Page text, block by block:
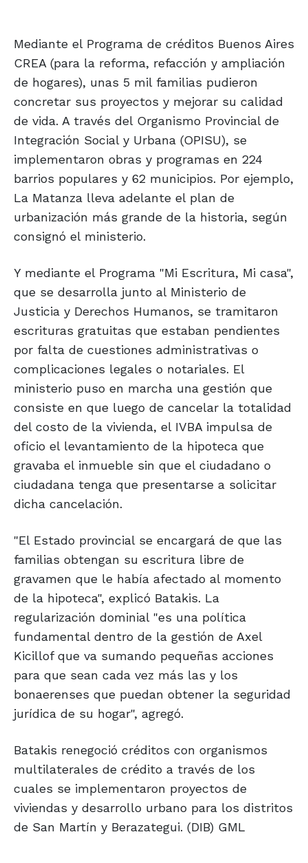
Mediante el Programa de créditos Buenos Aires
CREA (para la reforma, refacción y ampliación
de hogares), unas 5 mil familias pudieron
concretar sus proyectos y mejorar su calidad
de vida. A través del Organismo Provincial de
Integración Social y Urbana (OPISU), se
implementaron obras y programas en 224
barrios populares y 62 municipios. Por ejemplo,
La Matanza lleva adelante el plan de
urbanización más grande de la historia, según
consignó el ministerio.
Y mediante el Programa "Mi Escritura, Mi casa",
que se desarrolla junto al Ministerio de
Justicia y Derechos Humanos, se tramitaron
escrituras gratuitas que estaban pendientes
por falta de cuestiones administrativas o
complicaciones legales o notariales. El
ministerio puso en marcha una gestión que
consiste en que luego de cancelar la totalidad
del costo de la vivienda, el IVBA impulsa de
oficio el levantamiento de la hipoteca que
gravaba el inmueble sin que el ciudadano o
ciudadana tenga que presentarse a solicitar
dicha cancelación.
"El Estado provincial se encargará de que las
familias obtengan su escritura libre de
gravamen que le había afectado al momento
de la hipoteca", explicó Batakis. La
regularización dominial "es una política
fundamental dentro de la gestión de Axel
Kicillof que va sumando pequeñas acciones
para que sean cada vez más las y los
bonaerenses que puedan obtener la seguridad
jurídica de su hogar", agregó.
Batakis renegoció créditos con organismos
multilaterales de crédito a través de los
cuales se implementaron proyectos de
viviendas y desarrollo urbano para los distritos
de San Martín y Berazategui. (DIB) GML